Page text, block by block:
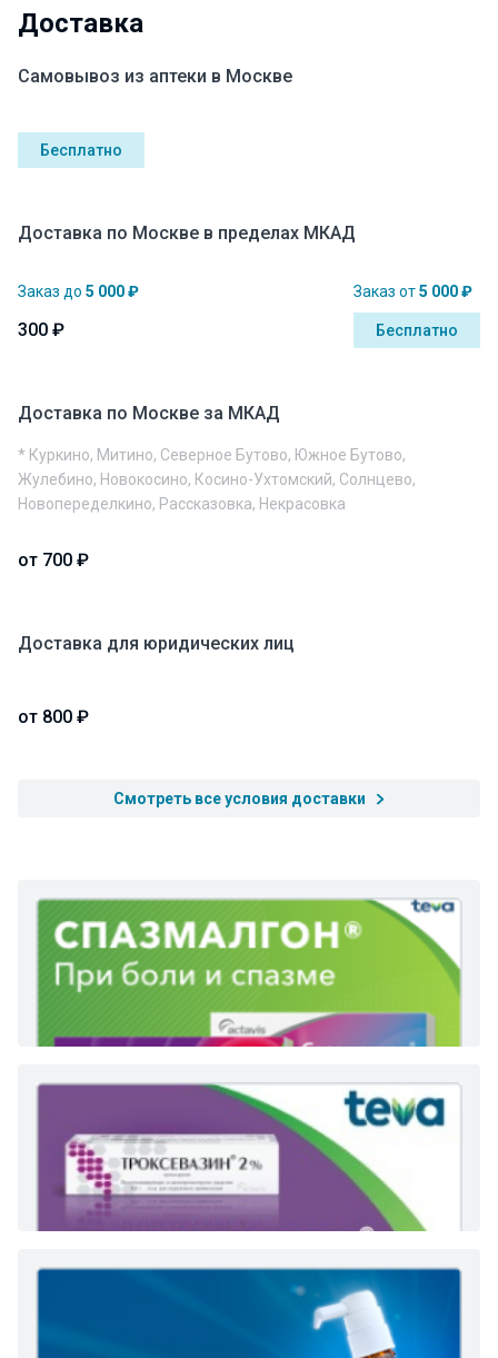
Доставка
Самовывоз из аптеки в Москве
Бесплатно
Доставка по Москве в пределах МКАД
Заказ до 5 000 ₽
300 ₽
Заказ от5 000 ₽
Бесплатно
Доставка по Москве за МКАД
* Куркино, Митино, Северное Бутово, Южное Бутово,
Жулебино, Новокосино, Косино-Ухтомский, Солнцево,
Новопеределкино, Рассказовка, Некрасовка
от 700 ₽
Доставка для юридических лиц
от 800 ₽
Смотреть все условия доставки